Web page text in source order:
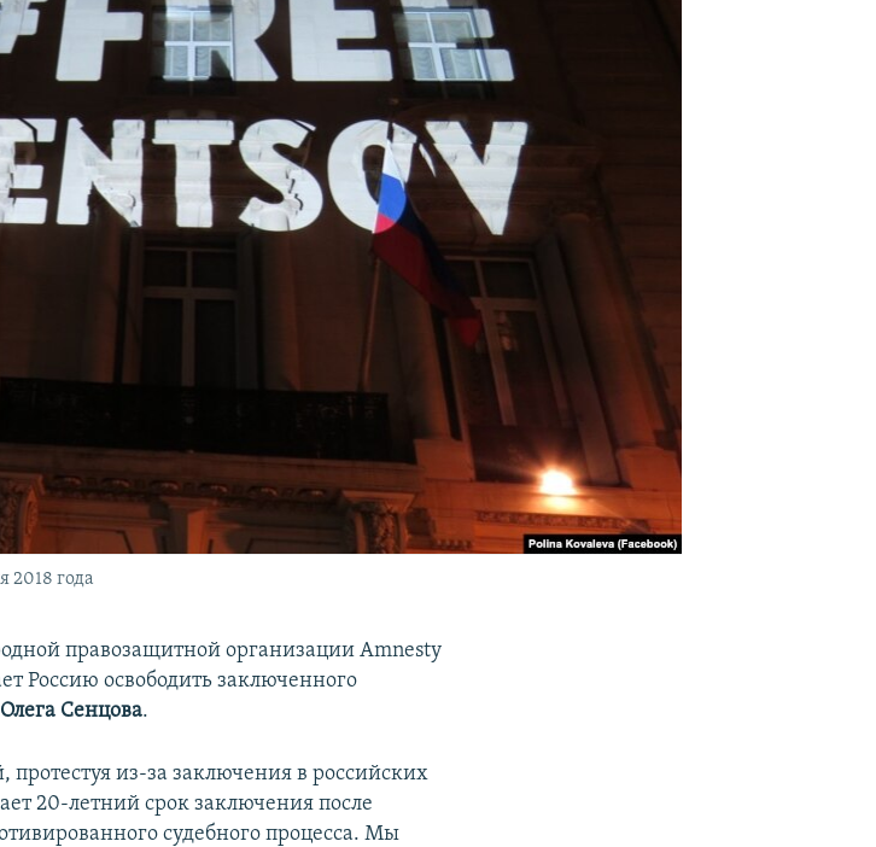
года
правозащитной организации Amnesty
Россию освободить заключенного
Олега Сенцова.
протестуя из-за заключения в российских
20-летний срок заключения после
судебного процесса. Мы